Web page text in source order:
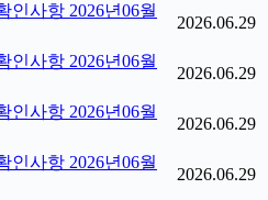
인사항 2026년06월
2026.06.29
인사항 2026년06월
2026.06.29
인사항 2026년06월
2026.06.29
인사항 2026년06월
2026.06.29